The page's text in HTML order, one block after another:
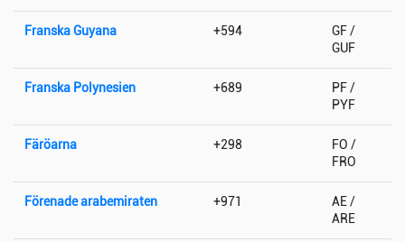
Franska Guyana +594
GF /
GUF
Franska Polynesien +689
PF /
PYF
Färöarna +298
FO /
FRO
Förenade arabemiraten +971
AE /
ARE